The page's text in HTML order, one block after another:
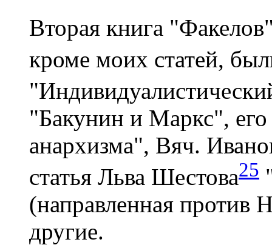
Вторая книга
кроме моих статей,
"Бакунин и Маркс",
анархизма", Вяч.
статья Льва Шестова25
(направленная против
другие.